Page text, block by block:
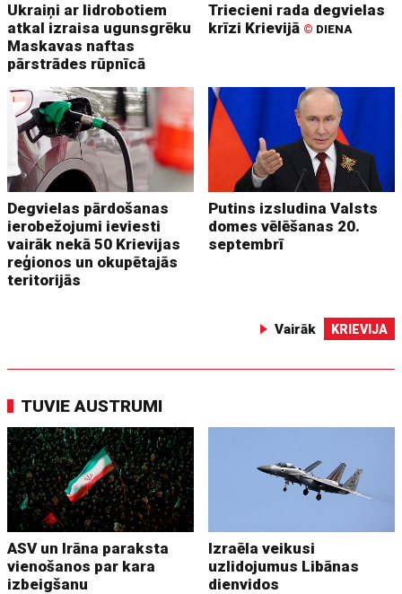
Ukraiņi ar lidrobotiem
atkal izraisa ugunsgrēku
Maskavas naftas
pārstrādes rūpnīcā
Triecieni rada degvielas
krīzi Krievijā © DIENA
Degvielas pārdošanas
ierobežojumi ieviesti
vairāk nekā 50 Krievijas
reģionos un okupētajās
teritorijās
Putins izsludina Valsts
domes vēlēšanas 20.
septembrī
Vairāk KRIEVIJA
TUVIE AUSTRUMI
ASV un Irāna paraksta
vienošanos par kara
izbeigšanu
Izraēla veikusi
uzlidojumus Libānas
dienvidos